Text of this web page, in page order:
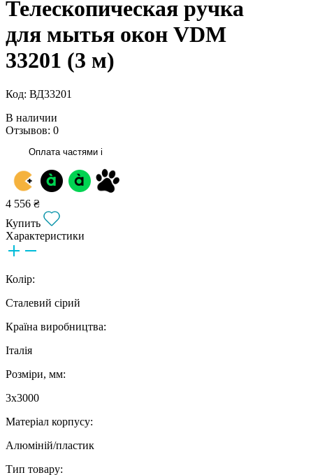
Телескопическая ручка
для мытья окон VDM
33201 (3 м)
Код: ВД33201
В наличии
Отзывов: 0
Оплата частями i
4 556 ₴
Купить
Характеристики
Колір:
Сталевий сірий
Країна виробництва:
Італія
Розміри, мм:
3х3000
Матеріал корпусу:
Алюміній/пластик
Тип товару: